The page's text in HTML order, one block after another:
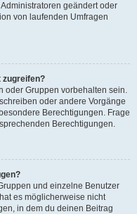
geändert oder
von laufenden Umfragen
zugreifen?
oder Gruppen vorbehalten sein.
oder andere Vorgänge
Berechtigungen. Frage
Berechtigungen.
und einzelne Benutzer
es möglicherweise nicht
in dem du deinen Beitrag